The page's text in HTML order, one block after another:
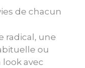
de chacun
radical, une
ou
avec